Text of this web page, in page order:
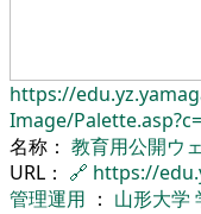
https://
Image/
名称： 教育用公開ウ
URL： 🔗 https://
管理運用 ： 山形大学